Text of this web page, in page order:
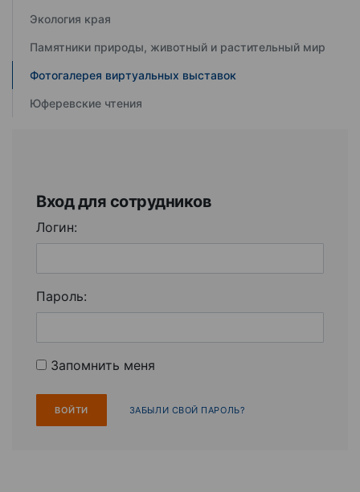
Экология края
Памятники природы, животный и растительный мир
Фотогалерея виртуальных выставок
Юферевские чтения
Вход для сотрудников
Логин:
Пароль:
Запомнить меня
ЗАБЫЛИ СВОЙ ПАРОЛЬ?